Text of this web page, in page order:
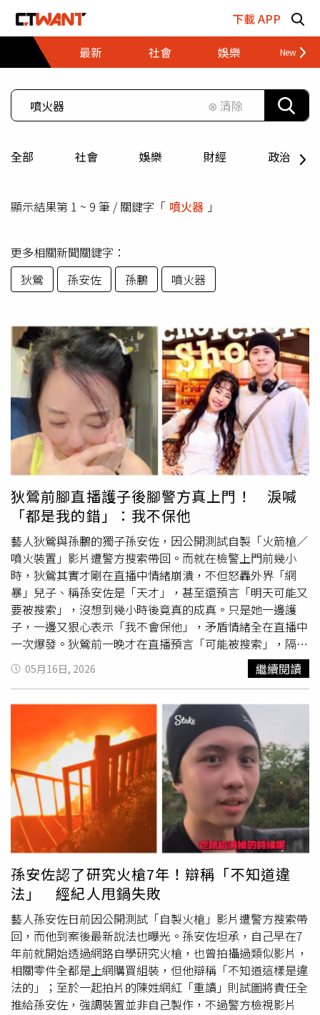
下載 APP
最新
社會 娛樂 財經
⊗ 清除
全部 社會 娛樂 財經 政治
顯示結果第 1 ~ 9 筆 / 關鍵字「 噴火器 」
更多相關新聞關鍵字：
狄鶯
孫安佐 孫鵬 噴火器
狄鶯前腳直播護子後腳警方真上門！ 淚喊
「都是我的錯」：我不保他
藝人狄鶯與孫鵬的獨子孫安佐，因公開測試自製「火箭槍／
噴火裝置」影片遭警方搜索帶回。而就在檢警上門前幾小
時，狄鶯其實才剛在直播中情緒崩潰，不但怒轟外界「網
暴」兒子、稱孫安佐是「天才」，甚至還預言「明天可能又
要被搜索」，沒想到幾小時後竟真的成真。只是她一邊護
子，一邊又狠心表示「我不會保他」，矛盾情緒全在直播中
一次爆發。狄鶯前一晚才在直播預言「可能被搜索」，隔天
警方真的上門。(圖／翻攝自狄鶯twitch)孫安佐日前在
Instagram上傳影片，以「公開2026最新發明」為題，在北
投河堤測試自製噴火裝置。影片中火焰瞬間狂噴數十公尺、
黑煙直竄天際，驚人威力立刻引發警方注意。檢警認為相關
裝置火力已明顯超出一般民用範圍，恐涉及公共危險，因此
報請士林地檢署指揮偵辦，並於16日清晨持拘票、搜索票前
往孫家搜索，當場查扣相關器材，將還在睡夢中的孫安佐帶
回北投分局。對此，孫鵬僅低調表示「配合調查」，而狄鶯
則未接電話、訊息未讀未回。不過，她其實早在前一晚就已
在Twitch直播中大談兒子爭議，甚至越講情緒越激動。狄鶯
透露，孫安佐從國中開始就研究噴火器
，認為兒子其實非常
有機械與武器研發天分，還直言：「你們不覺得他是天才
嗎？」狄鶯一邊護子、一邊撂狠話表示：「如果犯法，我不
會保他。」(圖／翻攝自狄鶯twitch)狄鶯甚至認為，中研院
等單位不該批評孫安佐，而是應該好好栽培他，「台灣根本
沒眼光，不知道自己出了一個人才。」她強調，孫安佐做噴
火裝置純粹只是興趣，而且影片中也有提醒「危險」、「不
要模仿」，認為兒子從未真正傷害過任何人，不懂外界為何
要不斷攻擊他。狄鶯更怒轟很多人根本是在「落井下石」、
「網暴」孫安佐，甚至不滿表示，新聞把事情講得好像「明
天就要被搜索」、「馬上要被抓去關」。沒想到，她話才剛
05月16日, 2026 繼續閱讀
孫安佐認了研究火槍7年！辯稱「不知道違
法」 經紀人甩鍋失敗
藝人孫安佐日前因公開測試「自製火槍」影片遭警方搜索帶
回，而他到案後最新說法也曝光。孫安佐坦承，自己早在7
年前就開始透過網路自學研究火槍，也曾拍攝過類似影片，
相關零件全都是上網購買組裝，但他辯稱「不知道這樣是違
法的」；至於一起拍片的陳姓網紅「重讀」則試圖將責任全
推給孫安佐，強調裝置並非自己製作，不過警方檢視影片